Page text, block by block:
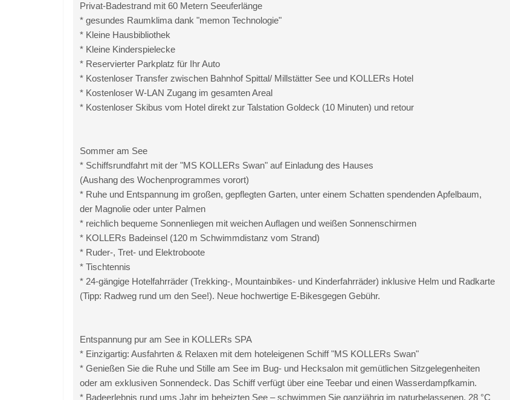
Privat-Badestrand mit 60 Metern Seeuferlänge
* gesundes Raumklima dank "memon Technologie"
* Kleine Hausbibliothek
* Kleine Kinderspielecke
* Reservierter Parkplatz für Ihr Auto
* Kostenloser Transfer zwischen Bahnhof Spittal/ Millstätter See und KOLLERs Hotel
* Kostenloser W-LAN Zugang im gesamten Areal
* Kostenloser Skibus vom Hotel direkt zur Talstation Goldeck (10 Minuten) und retour
Sommer am See
* Schiffsrundfahrt mit der "MS KOLLERs Swan" auf Einladung des Hauses
(Aushang des Wochenprogrammes vorort)
* Ruhe und Entspannung im großen, gepflegten Garten, unter einem Schatten spendenden Apfelbaum,
der Magnolie oder unter Palmen
* reichlich bequeme Sonnenliegen mit weichen Auflagen und weißen Sonnenschirmen
* KOLLERs Badeinsel (120 m Schwimmdistanz vom Strand)
* Ruder-, Tret- und Elektroboote
* Tischtennis
* 24-gängige Hotelfahrräder (Trekking-, Mountainbikes- und Kinderfahrräder) inklusive Helm und Radkarte
(Tipp: Radweg rund um den See!). Neue hochwertige E-Bikesgegen Gebühr.
Entspannung pur am See in KOLLERs SPA
* Einzigartig: Ausfahrten & Relaxen mit dem hoteleigenen Schiff "MS KOLLERs Swan"
* Genießen Sie die Ruhe und Stille am See im Bug- und Hecksalon mit gemütlichen Sitzgelegenheiten
oder am exklusiven Sonnendeck. Das Schiff verfügt über eine Teebar und einen Wasserdampfkamin.
* Badeerlebnis rund ums Jahr im beheizten See – schwimmen Sie ganzjährig im naturbelassenen, 28 °C